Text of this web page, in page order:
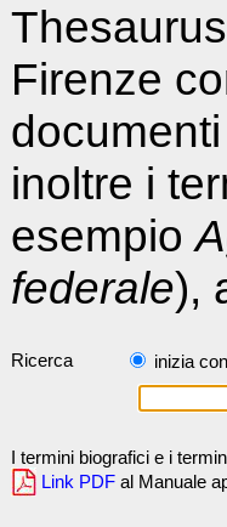
Firenze
inoltre i
esempio
federale),
Ricerca inizia con
I termini biografici e i
Link PDF al Manuale